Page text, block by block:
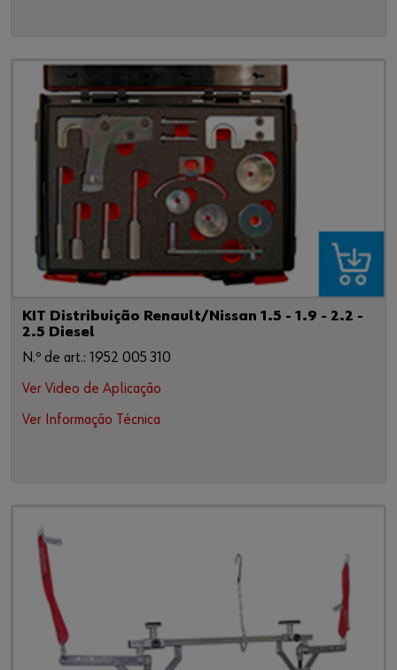
KIT Distribuição Renault/Nissan 1.5 - 1.9 - 2.2 -
2.5 Diesel
N.º de art.: 1952 005 310
Ver Video de Aplicação
Ver Informação Técnica